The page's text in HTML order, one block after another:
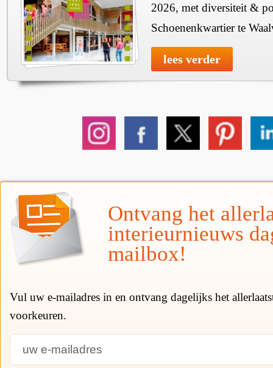
2026, met diversiteit &
Schoenenkwartier te
lees verder
Ontvang het
interieurnieuws
mailbox!
Vul uw e-mailadres in en ontvang dagelijks het
voorkeuren.